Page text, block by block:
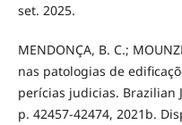
set. 2025.
MENDONÇA, B. C.;
nas patologias de
perícias judicias. Brazilian
p. 42457-42474, 2021b.